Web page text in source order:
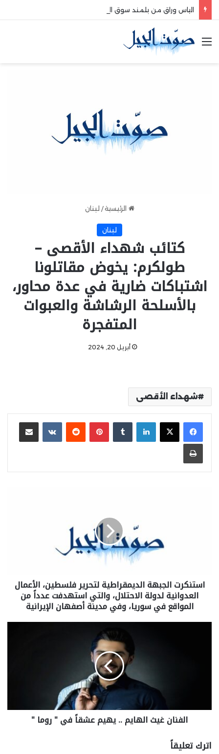
القائمة
الرئيسية / لبنان
لبنان
كتائب شهداء الأقصى –
طولكرم: يخوض مقاتلونا
اشتباكات ضارية في عدة محاور،
بالأسلحة الرشاشة والعبوات
المتفجرة
أبريل 20, 2024
شهداء الأقصى
لينكدإن بينتيريست
طباعة
استنكرت الجبهة الديمقراطية لتحرير فلسطين، الأعمال
العدوانية لدولة الاحتلال، والتي استهدفت عدداً من
المواقع في سوريا، وفي مدينة أصفهان الإيرانية
الفنان غيث الهايم .. يهيم عشقاً في " روما "
اترك تعليقاً